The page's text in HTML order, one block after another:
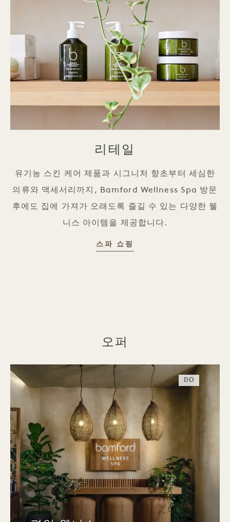
리테일
유기농 스킨 케어 제품과 시그니처 향초부터 세심한
의류와 액세서리까지, Bamford Wellness Spa 방문
후에도 집에 가져가 오래도록 즐길 수 있는 다양한 웰
니스 아이템을 제공합니다.
스파 쇼핑
오퍼
DO